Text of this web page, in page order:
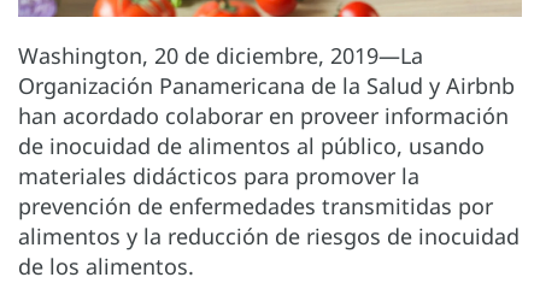
Washington, 20 de diciembre, 2019—La
Organización Panamericana de la Salud y Airbnb
han acordado colaborar en proveer información
de inocuidad de alimentos al público, usando
materiales didácticos para promover la
prevención de enfermedades transmitidas por
alimentos y la reducción de riesgos de inocuidad
de los alimentos.